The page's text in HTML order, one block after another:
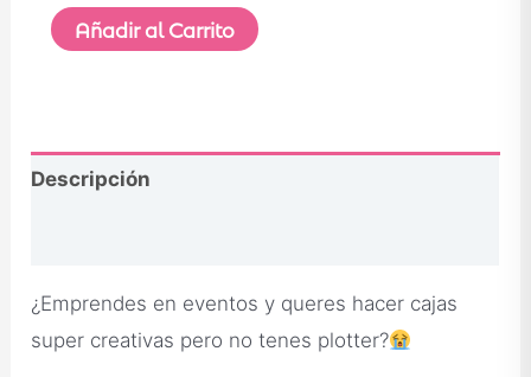
Añadir al Carrito
Descripción
¿Emprendes en eventos y queres hacer cajas
super creativas pero no tenes plotter?